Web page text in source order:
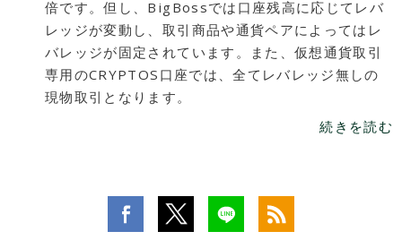
倍です。但し、BigBossでは口座残高に応じてレバ
レッジが変動し、取引商品や通貨ペアによってはレ
バレッジが固定されています。また、仮想通貨取引
専用のCRYPTOS口座では、全てレバレッジ無しの
現物取引となります。
続きを読む